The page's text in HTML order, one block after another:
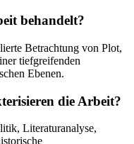
behandelt?
Betrachtung von Plot,
tiefgreifenden
Ebenen.
die Arbeit?
Literaturanalyse,